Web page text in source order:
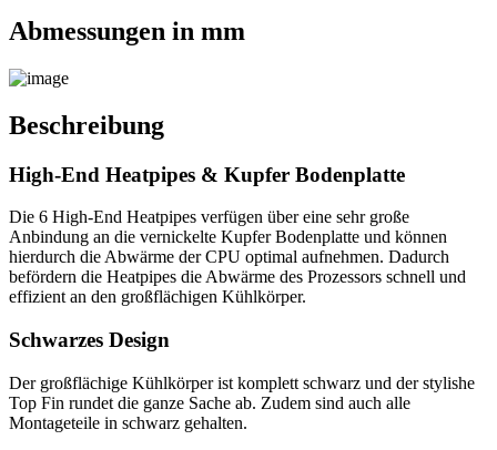
Abmessungen in mm
Beschreibung
High-End Heatpipes & Kupfer Bodenplatte
Die 6 High-End Heatpipes verfügen über eine sehr große
Anbindung an die vernickelte Kupfer Bodenplatte und können
hierdurch die Abwärme der CPU optimal aufnehmen. Dadurch
befördern die Heatpipes die Abwärme des Prozessors schnell und
effizient an den großflächigen Kühlkörper.
Schwarzes Design
Der großflächige Kühlkörper ist komplett schwarz und der stylishe
Top Fin rundet die ganze Sache ab. Zudem sind auch alle
Montageteile in schwarz gehalten.